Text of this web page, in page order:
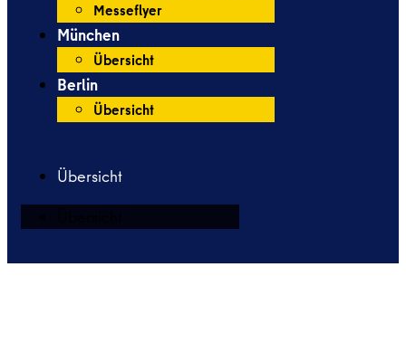
Messeflyer
München
Übersicht
Berlin
Übersicht
Übersicht